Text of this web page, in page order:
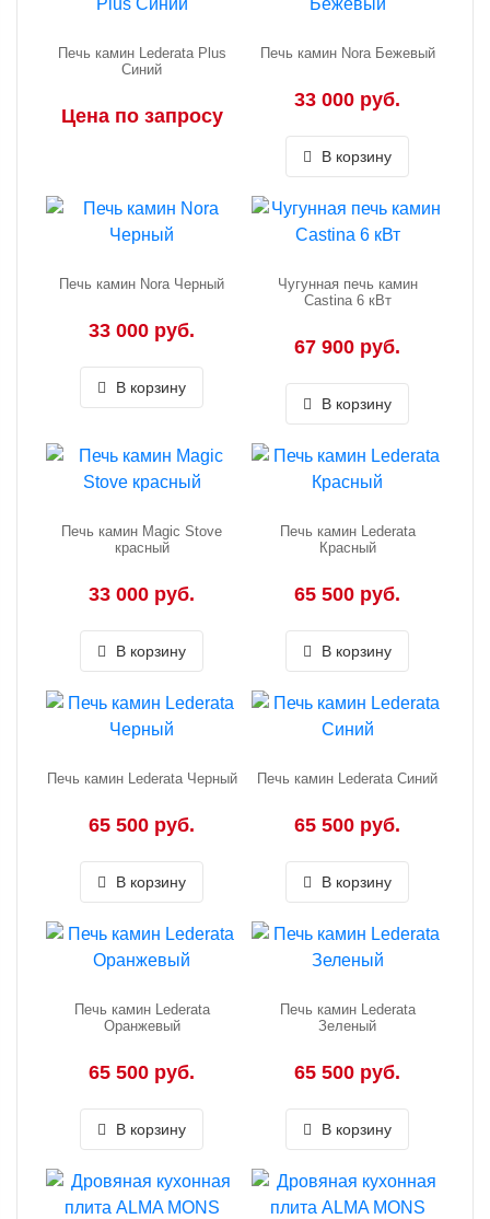
Печь камин Lederata Plus
Синий
Цена по запросу
Печь камин Nora Бежевый
33 000 руб.
В корзину
Печь камин Nora Черный
33 000 руб.
В корзину
Чугунная печь камин
Castina 6 кВт
67 900 руб.
В корзину
Печь камин Magic Stove
красный
33 000 руб.
В корзину
Печь камин Lederata
Красный
65 500 руб.
В корзину
Печь камин Lederata Черный
65 500 руб.
В корзину
Печь камин Lederata Синий
65 500 руб.
В корзину
Печь камин Lederata
Оранжевый
65 500 руб.
В корзину
Печь камин Lederata
Зеленый
65 500 руб.
В корзину